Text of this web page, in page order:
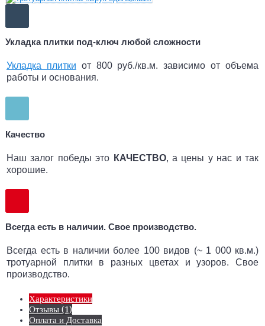
Укладка плитки под-ключ любой сложности
Укладка плитки от 800 руб./кв.м. зависимо от объема
работы и основания.
Качество
Наш залог победы это КАЧЕСТВО, а цены у нас и так
хорошие.
Всегда есть в наличии. Свое производство.
Всегда есть в наличии более 100 видов (~ 1 000 кв.м.)
тротуарной плитки в разных цветах и узоров. Свое
производство.
Характеристики
Отзывы (1)
Оплата и Доставка